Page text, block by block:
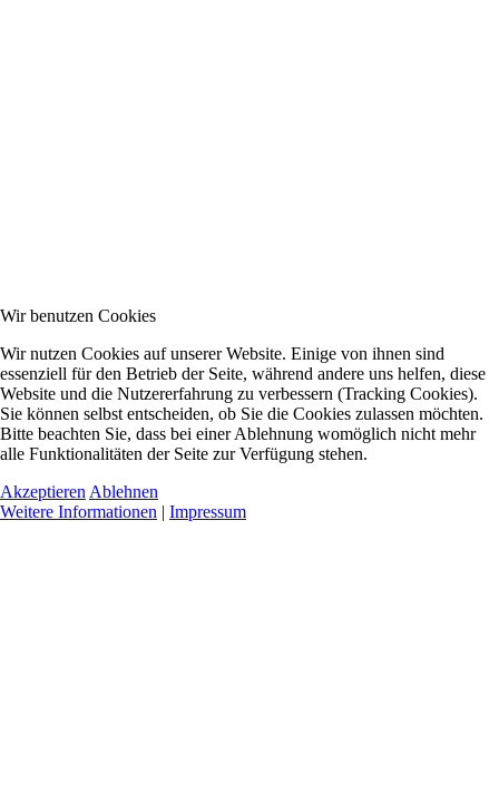
Wir benutzen Cookies
Wir nutzen Cookies auf unserer Website. Einige von ihnen sind
essenziell für den Betrieb der Seite, während andere uns helfen, diese
Website und die Nutzererfahrung zu verbessern (Tracking Cookies).
Sie können selbst entscheiden, ob Sie die Cookies zulassen möchten.
Bitte beachten Sie, dass bei einer Ablehnung womöglich nicht mehr
alle Funktionalitäten der Seite zur Verfügung stehen.
Akzeptieren Ablehnen
Weitere Informationen | Impressum